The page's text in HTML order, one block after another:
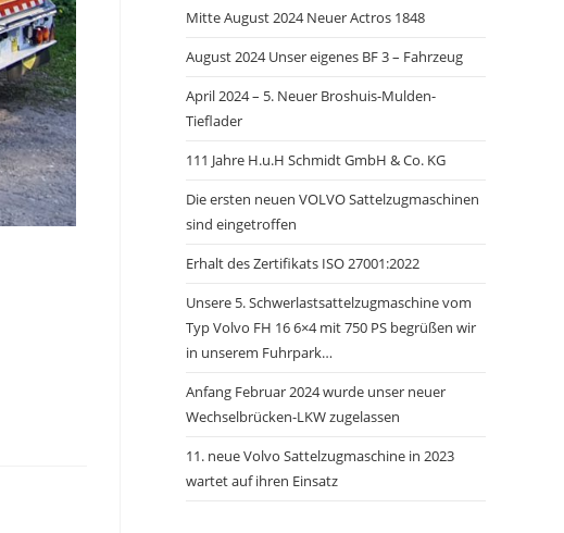
Mitte August 2024 Neuer Actros 1848
August 2024 Unser eigenes BF 3 – Fahrzeug
April 2024 – 5. Neuer Broshuis-Mulden-
Tieflader
111 Jahre H.u.H Schmidt GmbH & Co. KG
Die ersten neuen VOLVO Sattelzugmaschinen
sind eingetroffen
Erhalt des Zertifikats ISO 27001:2022
Unsere 5. Schwerlastsattelzugmaschine vom
Typ Volvo FH 16 6×4 mit 750 PS begrüßen wir
in unserem Fuhrpark…
Anfang Februar 2024 wurde unser neuer
Wechselbrücken-LKW zugelassen
11. neue Volvo Sattelzugmaschine in 2023
wartet auf ihren Einsatz